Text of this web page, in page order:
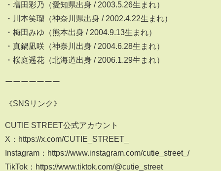
・増田彩乃（愛知県出身 / 2003.5.26生まれ）
・川本笑瑠（神奈川県出身 / 2002.4.22生まれ）
・梅田みゆ（熊本出身 / 2004.9.13生まれ）
・真鍋凪咲（神奈川出身 / 2004.6.28生まれ）
・桜庭遥花（北海道出身 / 2006.1.29生まれ）
ーーーーーーー
《SNSリンク》
CUTIE STREET公式アカウント
X：https://x.com/CUTIE_STREET_
Instagram：https://www.instagram.com/cutie_street_/
TikTok：https://www.tiktok.com/@cutie_street